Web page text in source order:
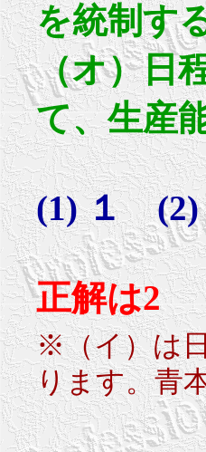
を統制す
（オ）日
て、生産
(1) １
正解は2
※（イ）は
ります。青